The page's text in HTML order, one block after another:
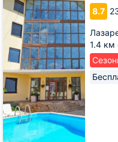
8.7
1.4 км